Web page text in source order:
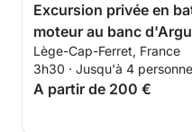
Excursion privée en
moteur au banc
similaire.
Lège-Cap-Ferret, France
3h30 · Jusqu'à 4
A partir de 200 €